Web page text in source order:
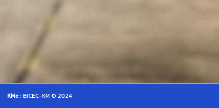
KMe: BICEC-KM © 2024